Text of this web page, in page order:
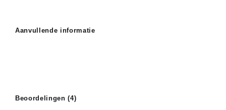
Aanvullende informatie
Beoordelingen (4)